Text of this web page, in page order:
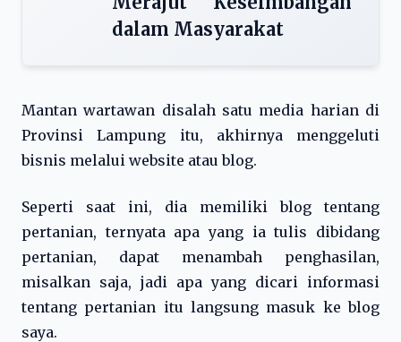
dalam Masyarakat
Mantan wartawan disalah satu media harian di
Provinsi Lampung itu, akhirnya menggeluti
bisnis melalui website atau blog.
Seperti saat ini, dia memiliki blog tentang
pertanian, ternyata apa yang ia tulis dibidang
pertanian, dapat menambah penghasilan,
misalkan saja, jadi apa yang dicari informasi
tentang pertanian itu langsung masuk ke blog
saya.